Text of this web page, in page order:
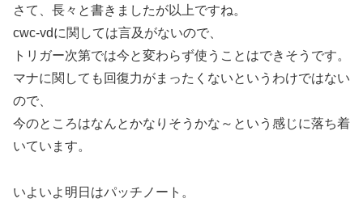
さて、長々と書きましたが以上ですね。
cwc-vdに関しては言及がないので、
トリガー次第では今と変わらず使うことはできそうです。
マナに関しても回復力がまったくないというわけではない
ので、
今のところはなんとかなりそうかな～という感じに落ち着
いています。
いよいよ明日はパッチノート。